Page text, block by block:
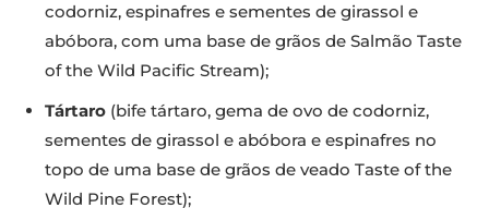
codorniz, espinafres e sementes de girassol e
abóbora, com uma base de grãos de Salmão Taste
of the Wild Pacific Stream);
Tártaro (bife tártaro, gema de ovo de codorniz,
sementes de girassol e abóbora e espinafres no
topo de uma base de grãos de veado Taste of the
Wild Pine Forest);